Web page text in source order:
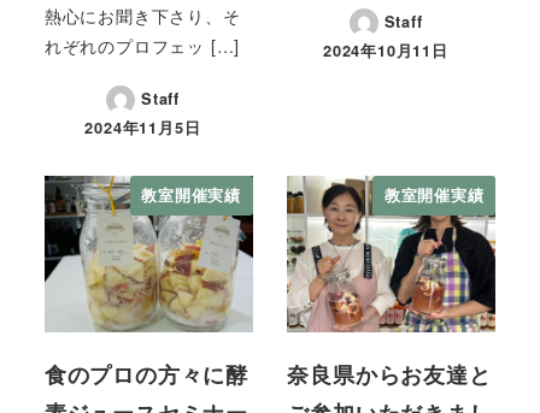
熱心にお聞き下さり、そ
れぞれのプロフェッ […]
Staff
2024年11月5日
Staff
2024年10月11日
教室開催実績
食のプロの方々に酵
教室開催実績
奈良県からお友達と